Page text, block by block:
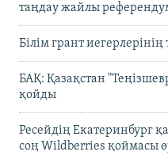
таңдау жайлы
Білім грант
БАҚ: Қазақстан
қойды
Ресейдің Екатеринбург
соң Wildberries қоймасы